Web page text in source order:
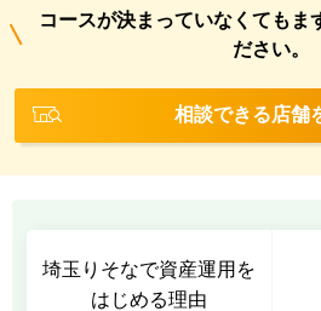
コースが決まっていなくても ま
ださい。
相談できる店舗
埼玉りそなで資産運用を
はじめる理由